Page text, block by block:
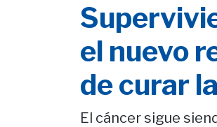
el nuevo
de curar
El cáncer sigue